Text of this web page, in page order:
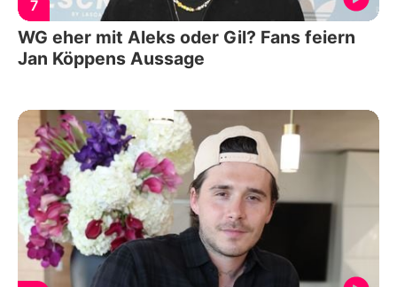
7
WG eher mit Aleks oder Gil? Fans feiern
Jan Köppens Aussage